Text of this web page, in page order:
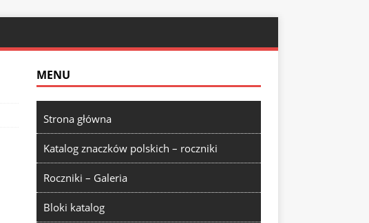
MENU
Strona główna
Katalog znaczków polskich – roczniki
Roczniki – Galeria
Bloki katalog